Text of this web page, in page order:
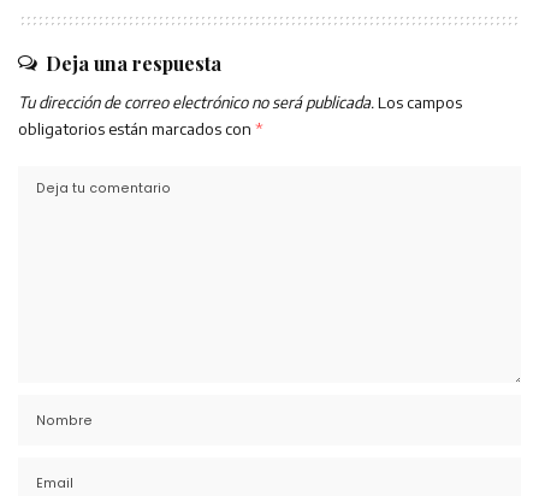
Deja una respuesta
Tu dirección de correo electrónico no será publicada. Los campos
obligatorios están marcados con *